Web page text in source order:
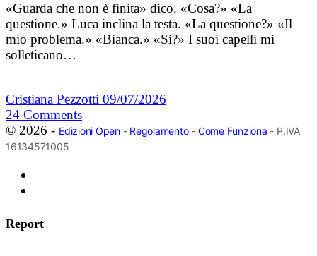
«Guarda che non è finita» dico. «Cosa?» «La
questione.» Luca inclina la testa. «La questione?» «Il
mio problema.» «Bianca.» «Sì?» I suoi capelli mi
solleticano…
Cristiana Pezzotti 09/07/2026
24 Comments
© 2026 - Edizioni Open- Regolamento- Come Funziona - P.IVA
16134571005
Report